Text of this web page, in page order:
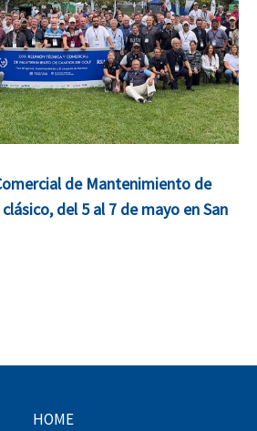
de Mantenimiento de
del 5 al 7 de mayo en San
HOME